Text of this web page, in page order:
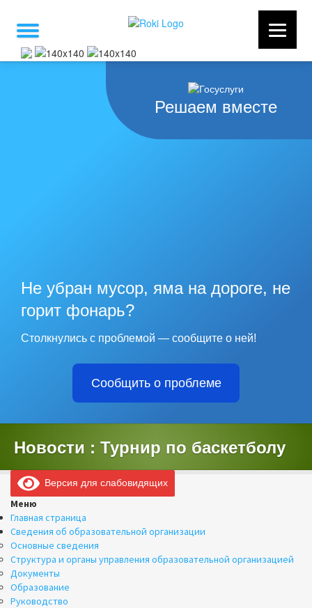
Решаем вместе
Не убран мусор, яма на дороге, не
горит фонарь?
Столкнулись с проблемой — сообщите о ней!
Сообщить о проблеме
Новости : Турнир по баскетболу
Версия для слабовидящих
Меню
Главная страница
Сведения об образовательной организации
Основные сведения
Структура и органы управления образовательной организацией
Документы
Образование
Руководство